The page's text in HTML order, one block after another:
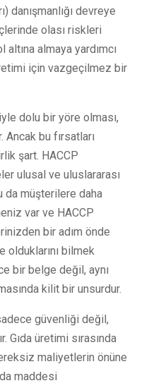
danışmanlığı devreye
olası riskleri
almaya yardımcı
için vazgeçilmez bir
dolu bir yöre olması,
bu fırsatları
şart. HACCP
ulusal ve uluslararası
da müşterilere daha
var ve HACCP
bir adım önde
olduklarını bilmek
bir belge değil, aynı
kilit bir unsurdur.
güvenliği değil,
Gıda üretimi sırasında
maliyetlerin önüne
maddesi